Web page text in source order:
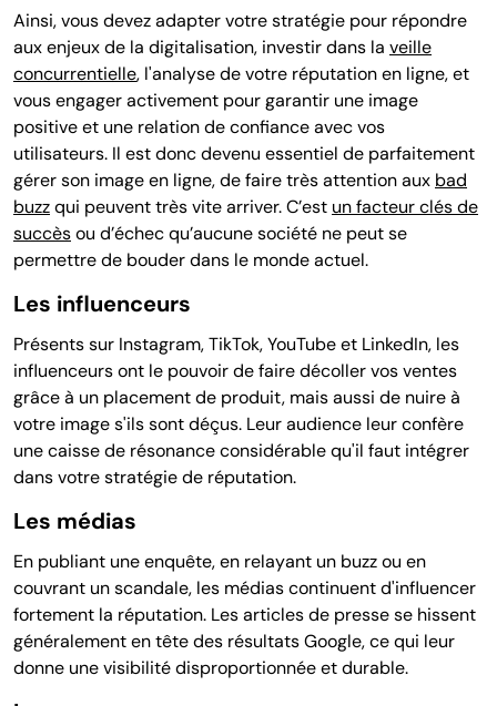
Ainsi, vous devez adapter votre stratégie pour répondre
aux enjeux de la digitalisation, investir dans la veille
concurrentielle, l'analyse de votre réputation en ligne, et
vous engager activement pour garantir une image
positive et une relation de confiance avec vos
utilisateurs. Il est donc devenu essentiel de parfaitement
gérer son image en ligne, de faire très attention aux bad
buzzqui peuvent très vite arriver. C’est un facteur clés de
succèsou d’échec qu’aucune société ne peut se
permettre de bouder dans le monde actuel.
Les influenceurs
Présents sur Instagram, TikTok, YouTube et LinkedIn, les
influenceurs ont le pouvoir de faire décoller vos ventes
grâce à un placement de produit, mais aussi de nuire à
votre image s'ils sont déçus. Leur audience leur confère
une caisse de résonance considérable qu'il faut intégrer
dans votre stratégie de réputation.
Les médias
En publiant une enquête, en relayant un buzz ou en
couvrant un scandale, les médias continuent d'influencer
fortement la réputation. Les articles de presse se hissent
généralement en tête des résultats Google, ce qui leur
donne une visibilité disproportionnée et durable.